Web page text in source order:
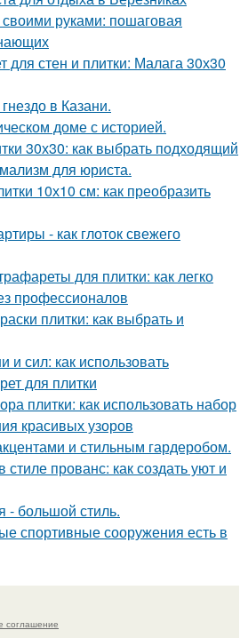
руками: пошаговая
для стен и плитки: Малага 30х30
в Казани.
доме с историей.
30х30: как выбрать подходящий
для юриста.
10х10 см: как преобразить
- как глоток свежего
для плитки: как легко
профессионалов
плитки: как выбрать и
и сил: как использовать
для плитки
плитки: как использовать набор
красивых узоров
и стильным гардеробом.
стиле прованс: как создать уют и
- большой стиль.
спортивные сооружения есть в
соглашение